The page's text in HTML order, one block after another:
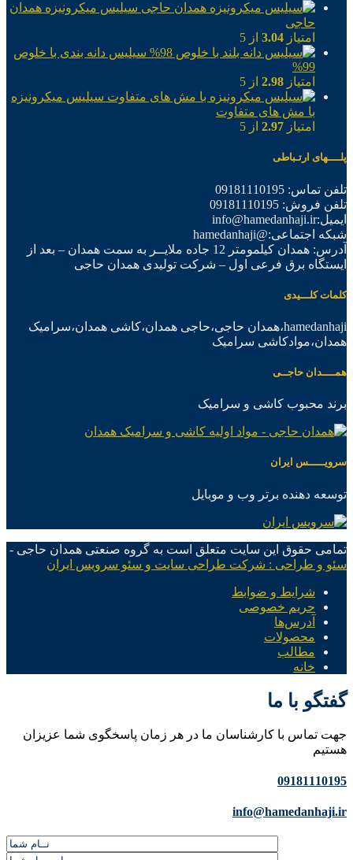
سیلیس میکرونیزه همدان
حاجی
امتیاز 3.04 از 5
سیلیس دانه بندی با خلوص
99%
امتیاز 2.98 از 5
سیلیس میکرونیزه
با مش های متفاوت
امتیاز 2.97 از 5
پلــــهای ارتـباطی
تلفن تماس: 09181110195
تلفن فروش: 09181110195
ایمیل:info@hamedanhaji.ir
شبکه اجتماعی:@hamedanhaji
آدرس: همدان کیلمومتر 12 جاده ملایــر به سمت همدان – بعد از
ایستگاه برق فرعی اول – شرکت تولیدی همدان حاجی
کلمات کلـــیدی
hamedanhaji،همدان حاجی،حاجی همدان،کاشی همدان،سرامیک
همدان،موادکاشی سرامیک
همــــدان حاجــی
برند محبوب کاشی و سرامیک
سرویـــــس ایران
توسعه دهنده برتر وب و موبایل
تمامی حقوق این سایت متعلق است به گروه صنعتی همدان حاجی -
سئو و طراحی : شرکت طراحی سایت و سئو سرویس ایران
شرایط و ضوابط
حریم خصوصی
آدرس‌ها
محصولات
مطالب
خانه
گفتگو با ما
جهت تماس با کارشناسان ما در هر زمان پاسخگوی شما عزیزان
هستیم
09181110195
info@hamedanhaji.ir